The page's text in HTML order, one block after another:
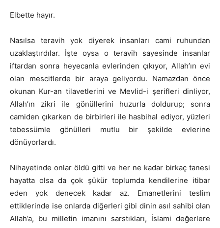
Elbette hayır.
Nasılsa teravih yok diyerek insanları cami ruhundan
uzaklaştırdılar. İşte oysa o teravih sayesinde insanlar
iftardan sonra heyecanla evlerinden çıkıyor, Allah’ın evi
olan mescitlerde bir araya geliyordu. Namazdan önce
okunan Kur-an tilavetlerini ve Mevlid-i şerifleri dinliyor,
Allah’ın zikri ile gönüllerini huzurla doldurup; sonra
camiden çıkarken de birbirleri ile hasbihal ediyor, yüzleri
tebessümle gönülleri mutlu bir şekilde evlerine
dönüyorlardı.
Nihayetinde onlar öldü gitti ve her ne kadar birkaç tanesi
hayatta olsa da çok şükür toplumda kendilerine itibar
eden yok denecek kadar az. Emanetlerini teslim
ettiklerinde ise onlarda diğerleri gibi dinin asıl sahibi olan
Allah’a, bu milletin imanını sarstıkları, İslami değerlere